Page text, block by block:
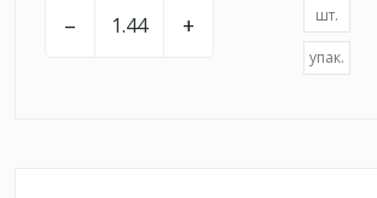
– + шт.
упак.